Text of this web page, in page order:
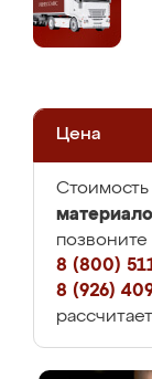
Цена
Стоимость
8 (800)
8 (926)